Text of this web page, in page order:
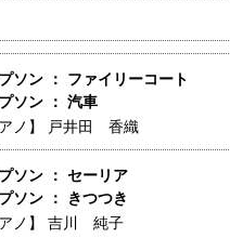
ソン ： ファイリーコート
ソン ： 汽車
ノ】 戸井田 香織
ソン ： セーリア
ソン ： きつつき
アノ】吉川 純子